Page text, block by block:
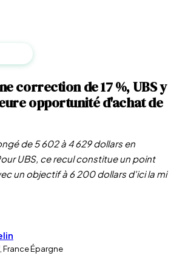
correction de 17 %, UBS y
opportunité d'achat de
de 5 602 à 4 629 dollars en
UBS, ce recul constitue un point
un objectif à 6 200 dollars d'ici la mi
France Épargne